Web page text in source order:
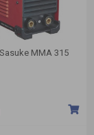
MMA 315